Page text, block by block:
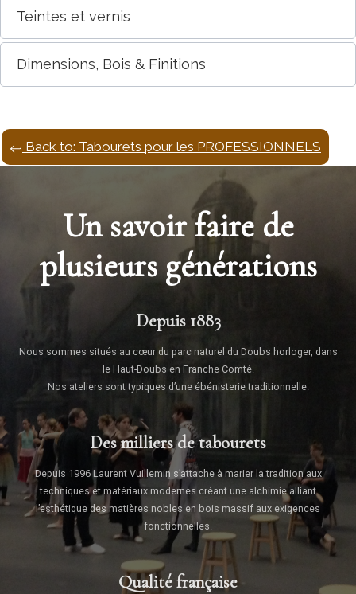
Teintes et vernis
Dimensions, Bois & Finitions
Back to: Tabourets pour les PROFESSIONNELS
Un savoir faire de
plusieurs générations
Depuis 1883
Nous sommes situés au cœur du parc naturel du Doubs horloger, dans
le Haut-Doubs en Franche Comté.
Nos ateliers sont typiques d’une ébénisterie traditionnelle.
Des milliers de tabourets
Depuis 1996 Laurent Vuillemin s’attache à marier la tradition aux
techniques et matériaux modernes créant une alchimie alliant
l’esthétique des matières nobles en bois massif aux exigences
fonctionnelles.
Qualité française